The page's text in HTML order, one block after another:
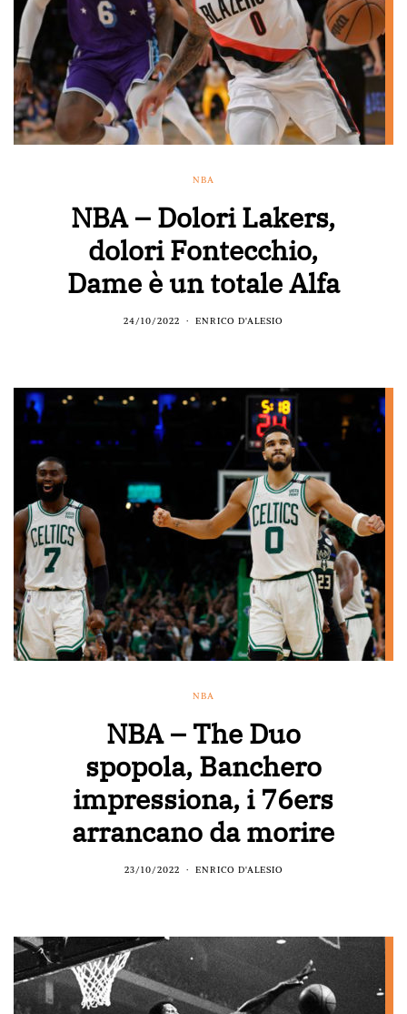
NBA
NBA – Dolori Lakers,
dolori Fontecchio,
Dame è un totale Alfa
24/10/2022 ENRICO D'ALESIO
NBA
NBA – The Duo
spopola, Banchero
impressiona, i 76ers
arrancano da morire
23/10/2022 ENRICO D'ALESIO